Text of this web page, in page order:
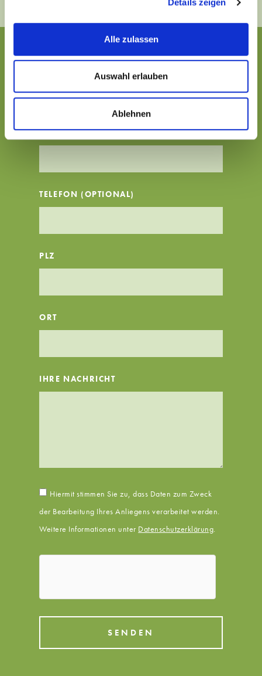
Details zeigen
Alle zulassen
Auswahl erlauben
Ablehnen
E-MAIL
TELEFON (OPTIONAL)
PLZ
ORT
IHRE NACHRICHT
Hiermit stimmen Sie zu, dass Daten zum Zweck
der Bearbeitung Ihres Anliegens verarbeitet werden.
Weitere Informationen unter Datenschutzerklärung.
SENDEN